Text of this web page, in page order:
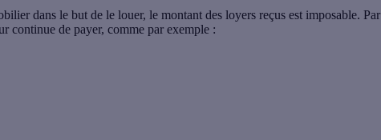
dans le but de le louer, le montant des loyers reçus est imposable. Par
continue de payer, comme par exemple :